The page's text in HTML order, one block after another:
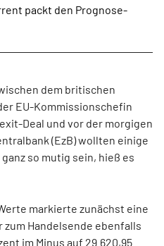
packt den Prognose-
dem britischen
EU-Kommissionschefin
Deal und vor der morgigen
(EzB) wollten einige
so mutig sein, hieß es
markierte zunächst eine
Handelsende ebenfalls
im Minus auf 29.620,95